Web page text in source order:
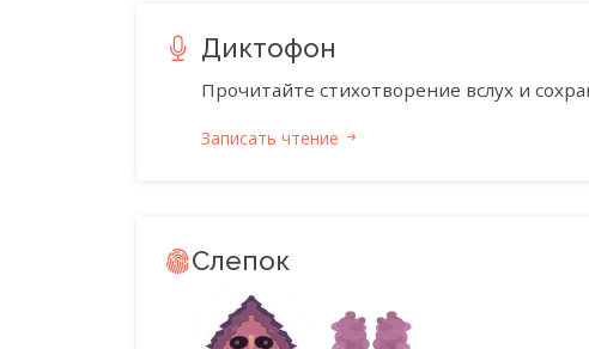
Диктофон
Прочитайте стихотворение вслух и
Записать чтение
Слепок